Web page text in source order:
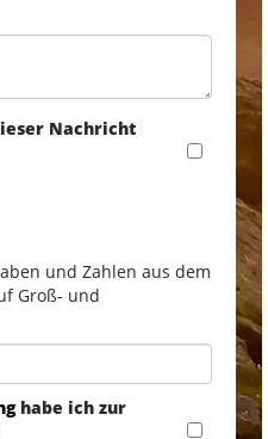
Nachricht
und Zahlen aus dem
Groß- und
habe ich zur